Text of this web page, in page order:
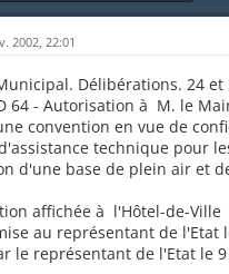
2002, 22:01
Délibérations. 24 et
64 - Autorisation à M. le
convention en vue de
technique pour
d'une base de plein air et
affichée à l'Hôtel-de-Ville
au représentant de l'Etat
le représentant de l'Etat le